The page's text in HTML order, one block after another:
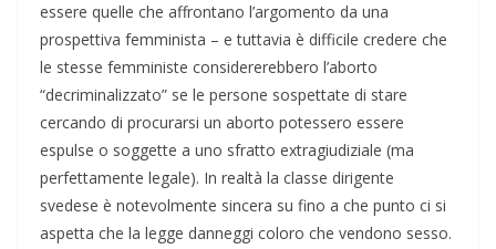
essere quelle che affrontano l’argomento da una
prospettiva femminista – e tuttavia è difficile credere che
le stesse femministe considererebbero l’aborto
“decriminalizzato” se le persone sospettate di stare
cercando di procurarsi un aborto potessero essere
espulse o soggette a uno sfratto extragiudiziale (ma
perfettamente legale). In realtà la classe dirigente
svedese è notevolmente sincera su fino a che punto ci si
aspetta che la legge danneggi coloro che vendono sesso.